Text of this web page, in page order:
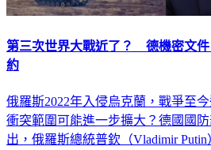
第三次世界大戰近了？ 德機密文件
約
俄羅斯2022年入侵烏克蘭，戰爭至
衝突範圍可能進一步擴大？德國國
出，俄羅斯總統普欽（Vladimir